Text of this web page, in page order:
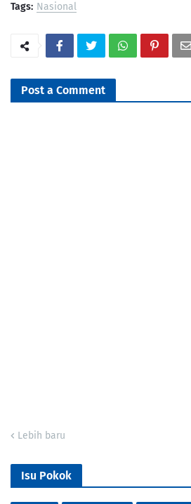
Tags: Nasional
Post a Comment
Lebih baru
Isu Pokok